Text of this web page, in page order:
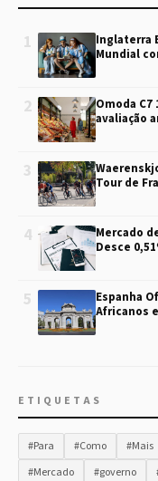
1
Inglaterra
Mundial
2
Omoda
avaliação
3
Tour de
4
Mercado
Desce
5
Espanha
Africanos
ETIQUETAS
#Para #Como #Mais
#Mercado
#governo